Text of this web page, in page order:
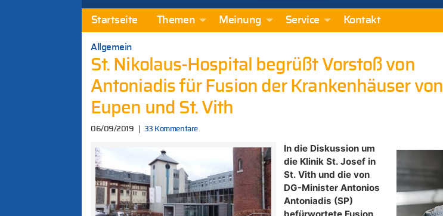
Startseite Themen Meinung Service Kontakt
Allgemein
St. Nikolaus-Hospital begrüßt Vorstoß von
Antoniadis für Fusion der Krankenhäuser von
Eupen und St. Vith
06/09/2019 33 Kommentare
In die Diskussion um
die Klinik St. Josef in
St. Vith und die von
DG-Minister Antonios
Antoniadis (SP)